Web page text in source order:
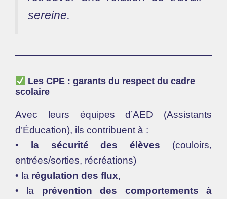
sereine.
Les CPE : garants du respect du cadre
scolaire
Avec leurs équipes d’AED (Assistants
d’Éducation), ils contribuent à :
•
la sécurité des élèves (couloirs,
entrées/sorties, récréations)
• la régulation des flux,
• la prévention des comportements à